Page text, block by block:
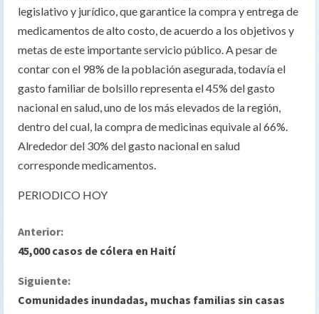
legislativo y jurídico, que garantice la compra y entrega de
medicamentos de alto costo, de acuerdo a los objetivos y
metas de este importante servicio público. A pesar de
contar con el 98% de la población asegurada, todavía el
gasto familiar de bolsillo representa el 45% del gasto
nacional en salud, uno de los más elevados de la región,
dentro del cual, la compra de medicinas equivale al 66%.
Alrededor del 30% del gasto nacional en salud
corresponde medicamentos.
PERIODICO HOY
S
g
Anterior:
45,000 casos de cólera en Haití
Siguiente:
Comunidades inundadas, muchas familias sin casas